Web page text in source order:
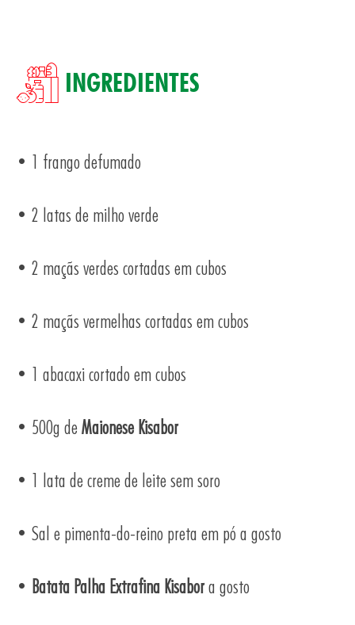
INGREDIENTES
• 1 frango defumado
• 2 latas de milho verde
• 2 maçãs verdes cortadas em cubos
• 2 maçãs vermelhas cortadas em cubos
• 1 abacaxi cortado em cubos
• 500g deMaionese Kisabor
• 1 lata de creme de leite sem soro
• Sal e pimenta-do-reino preta em pó a gosto
• Batata Palha Extrafina Kisabora gosto